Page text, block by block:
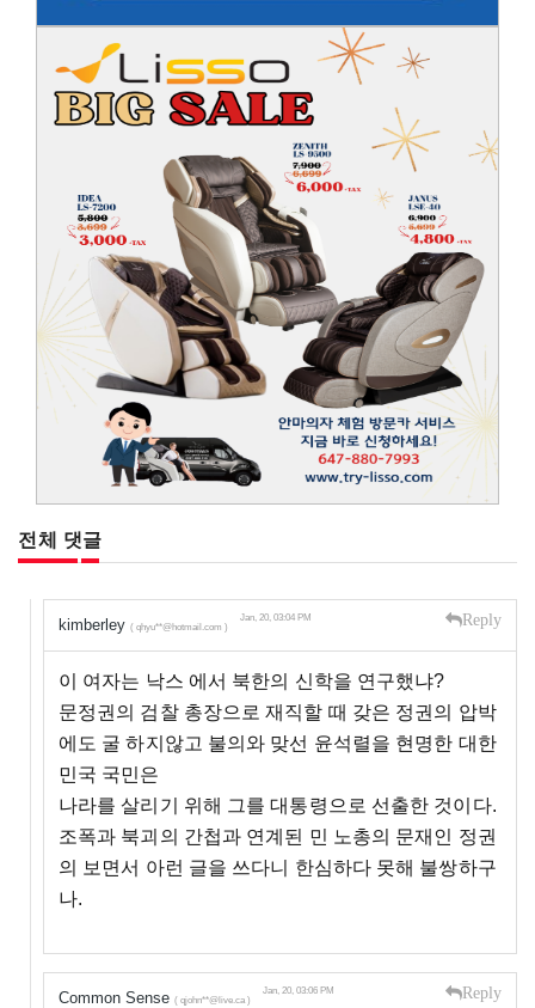
전체 댓글
kimberley ( qhyu**@hotmail.com )
Jan, 20, 03:04 PM Reply
이 여자는 낙스 에서 북한의 신학을 연구했냐?
문정권의 검찰 총장으로 재직할 때 갖은 정권의 압박
에도 굴 하지않고 불의와 맞선 윤석렬을 현명한 대한
민국 국민은
나라를 살리기 위해 그를 대통령으로 선출한 것이다.
조폭과 북괴의 간첩과 연계된 민 노총의 문재인 정권
의 보면서 아런 글을 쓰다니 한심하다 못해 불쌍하구
나.
Common Sense ( qjohn**@live.ca )
Jan, 20, 03:06 PM Reply